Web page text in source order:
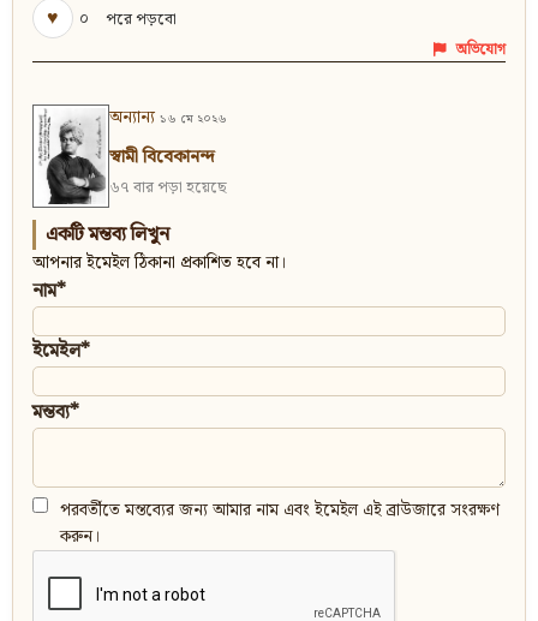
♥
০ পরে পড়বো
অভিযোগ
অন্যান্য ১৬ মে ২০২৬
স্বামী বিবেকানন্দ
৬৭ বার পড়া হয়েছে
একটি মন্তব্য লিখুন
আপনার ইমেইল ঠিকানা প্রকাশিত হবে না।
নাম*
ইমেইল*
মন্তব্য*
পরবর্তীতে মন্তব্যের জন্য আমার নাম এবং ইমেইল এই ব্রাউজারে সংরক্ষণ
করুন।